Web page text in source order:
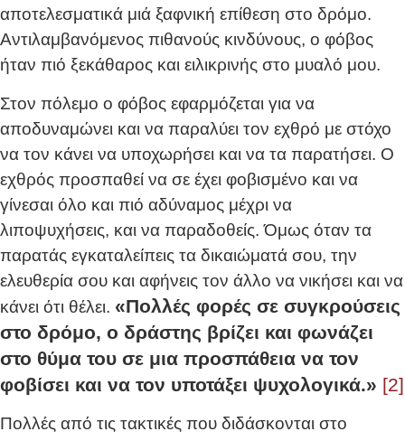
αποτελεσματικά μιά ξαφνική επίθεση στο δρόμο.
Αντιλαμβανόμενος πιθανούς κινδύνους, ο φόβος
ήταν πιό ξεκάθαρος και ειλικρινής στο μυαλό μου.
Στον πόλεμο ο φόβος εφαρμόζεται για να
αποδυναμώνει και να παραλύει τον εχθρό με στόχο
να τον κάνει να υποχωρήσει και να τα παρατήσει. Ο
εχθρός προσπαθεί να σε έχει φοβισμένο και να
γίνεσαι όλο και πιό αδύναμος μέχρι να
λιποψυχήσεις, και να παραδοθείς. Όμως όταν τα
παρατάς εγκαταλείπεις τα δικαιώματά σου, την
ελευθερία σου και αφήνεις τον άλλο να νικήσει και να
κάνει ότι θέλει. «Πολλές φορές σε συγκρούσεις
στο δρόμο, ο δράστης βρίζει και φωνάζει
στο θύμα του σε μια προσπάθεια να τον
φοβίσει και να τον υποτάξει ψυχολογικά.» [2]
Πολλές από τις τακτικές που διδάσκονται στο